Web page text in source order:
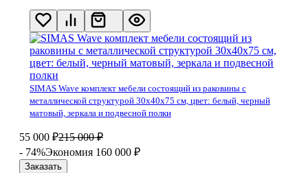
SIMAS Wave комплект мебели состоящий из раковины с
металлической структурой 30x40x75 см, цвет: белый, черный
матовый, зеркала и подвесной полки
55 000 ₽215 000 ₽
- 74%Экономия 160 000 ₽
Заказать